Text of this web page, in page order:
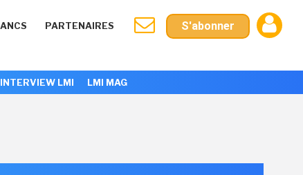
PARTENAIRES S'abonner
INTERVIEW LMI LMI MAG